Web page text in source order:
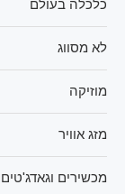
כלכלה בעולם
לא מסווג
מוזיקה
מזג אוויר
מכשירים וגאדג'טים